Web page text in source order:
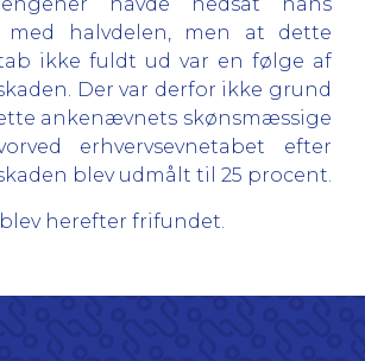
med halvdelen, men at dette
ikke fuldt ud var en følge af
Der var derfor ikke grund
ankenævnets skønsmæssige
erhvervsevnetabet efter
blev udmålt til 25 procent.
herefter frifundet.